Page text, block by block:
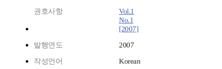
권호사항
Vol.1
No.1
[2007]
발행연도 2007
작성언어 Korean